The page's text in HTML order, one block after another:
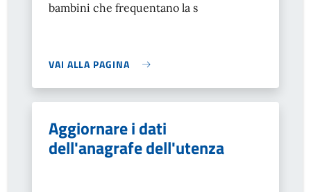
bambini che frequentano la s
VAI ALLA PAGINA
Aggiornare i dati
dell'anagrafe dell'utenza